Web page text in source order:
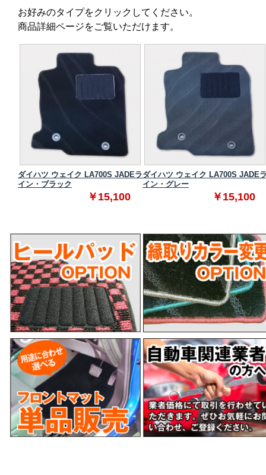
お好みのタイプをクリックしてください。
商品詳細ページをご覧いただけます。
ダイハツ ウェイク LA700S JADEラ
イン・ブラック
￥15,100
ダイハツ ウェイク LA700S JADE
イン・グレー
￥15,100